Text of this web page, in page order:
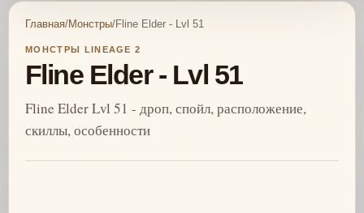
Главная/Монстры/Fline Elder - Lvl 51
МОНСТРЫ LINEAGE 2
Fline Elder - Lvl 51
Fline Elder Lvl 51 - дроп, спойл, расположение,
скиллы, особенности